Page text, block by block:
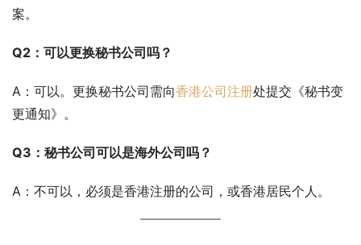
案。
Q2：可以更换秘书公司吗？
A：可以。更换秘书公司需向香港公司注册处提交《秘书变
更通知》。
Q3：秘书公司可以是海外公司吗？
A：不可以，必须是香港注册的公司，或香港居民个人。